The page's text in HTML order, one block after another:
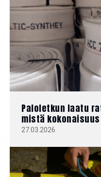
Paloletkun laatu
mistä
27.03.2026